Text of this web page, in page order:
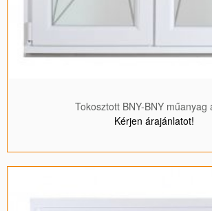
Tokosztott BNY-BNY műanyag
Kérjen árajánlatot!